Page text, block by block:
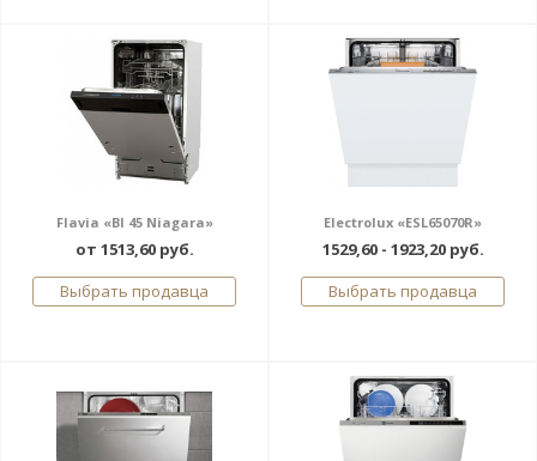
Flavia «BI 45 Niagara»
от 1513,60 руб.
Выбрать продавца
Electrolux «ESL65070R»
1529,60 - 1923,20 руб.
Выбрать продавца